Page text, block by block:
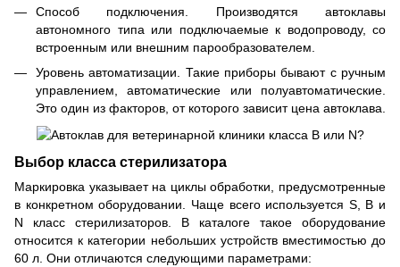
Способ подключения. Производятся автоклавы
автономного типа или подключаемые к водопроводу, со
встроенным или внешним парообразователем.
Уровень автоматизации. Такие приборы бывают с ручным
управлением, автоматические или полуавтоматические.
Это один из факторов, от которого зависит цена автоклава.
Выбор класса стерилизатора
Маркировка указывает на циклы обработки, предусмотренные
в конкретном оборудовании. Чаще всего используется S, B и
N класс стерилизаторов. В каталоге такое оборудование
относится к категории небольших устройств вместимостью до
60 л. Они отличаются следующими параметрами: